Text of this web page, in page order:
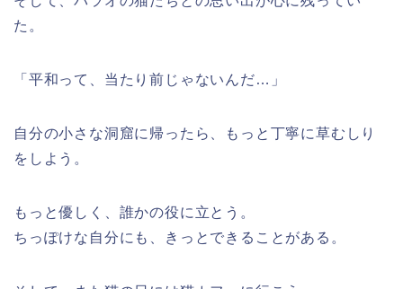
た。
「平和って、当たり前じゃないんだ…」
自分の小さな洞窟に帰ったら、もっと丁寧に草むしり
をしよう。
もっと優しく、誰かの役に立とう。
ちっぽけな自分にも、きっとできることがある。